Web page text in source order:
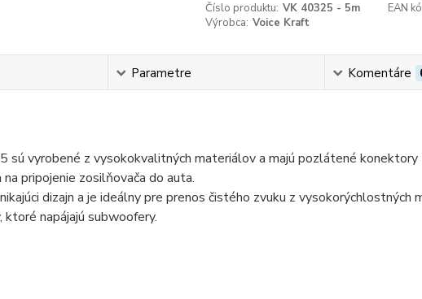
Číslo produktu: VK 40325 - 5m EAN
Výrobca: Voice Kraft
Parametre Komentáre
sú vyrobené z vysokokvalitných materiálov a majú pozlátené
pripojenie zosilňovača do auta.
dizajn a je ideálny pre prenos čistého zvuku z vysokorýchlostných
napájajú subwoofery.